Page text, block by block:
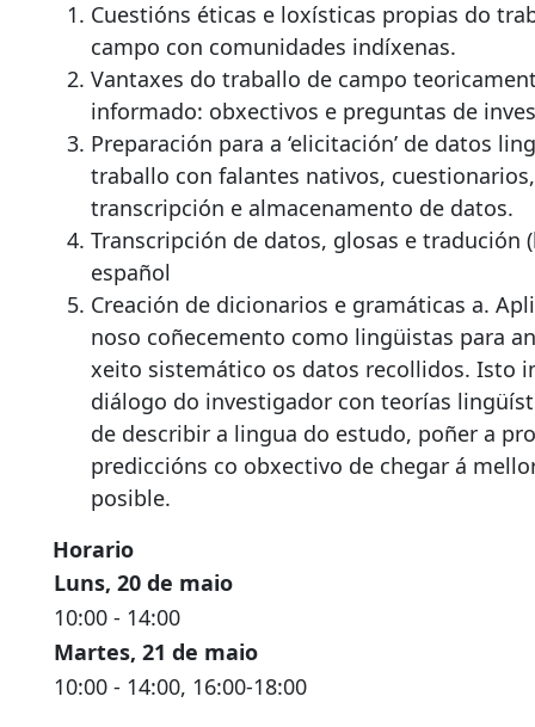
Cuestións éticas e loxísticas propias do
campo con comunidades indíxenas.
Vantaxes do traballo de campo
informado: obxectivos e preguntas de
Preparación para a ‘elicitación’ de datos
traballo con falantes nativos,
transcripción e almacenamento de datos.
Transcripción de datos, glosas e tradución
español
Creación de dicionarios e gramáticas a.
noso coñecemento como lingüistas para
xeito sistemático os datos recollidos. Isto
diálogo do investigador con teorías
de describir a lingua do estudo, poñer a
prediccións co obxectivo de chegar á
posible.
Horario
Luns, 20 de maio
10:00 - 14:00
Martes, 21 de maio
10:00 - 14:00, 16:00-18:00